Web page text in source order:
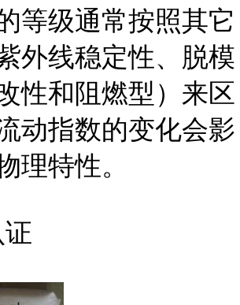
等级通常按照其它
外线稳定性、脱模
性和阻燃型）来区
动指数的变化会影
理特性。